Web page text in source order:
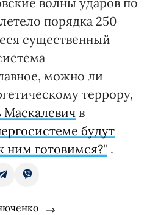
порядка 250
существенный
можно ли
террору,
Маскалевич в
будут
ним готовимся?" .